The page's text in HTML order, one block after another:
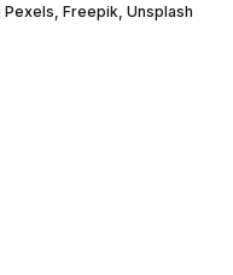
Freepik, Unsplash